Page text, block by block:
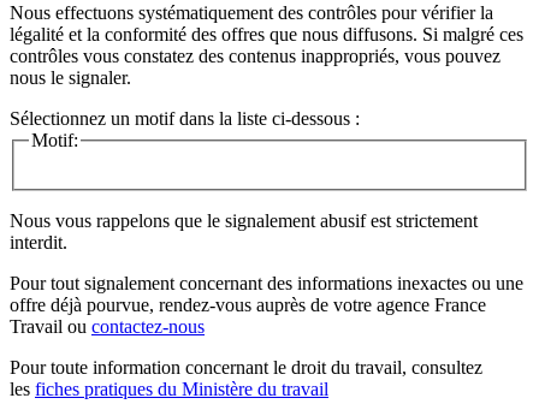
Nous effectuons systématiquement des contrôles pour vérifier la
légalité et la conformité des offres que nous diffusons. Si malgré ces
contrôles vous constatez des contenus inappropriés, vous pouvez
nous le signaler.
Sélectionnez un motif dans la liste ci-dessous :
Motif:
Nous vous rappelons que le signalement abusif est strictement
interdit.
Pour tout signalement concernant des informations inexactes ou une
offre déjà pourvue, rendez-vous auprès de votre agence France
Travail ou contactez-nous
Pour toute information concernant le droit du travail, consultez
les fiches pratiques du Ministère du travail